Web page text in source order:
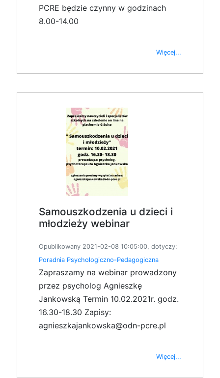
PCRE będzie czynny w godzinach
8.00-14.00
Więcej...
Samouszkodzenia u dzieci i
młodzieży webinar
Opublikowany 2021-02-08 10:05:00, dotyczy:
Poradnia Psychologiczno-Pedagogiczna
Zapraszamy na webinar prowadzony
przez psycholog Agnieszkę
Jankowską Termin 10.02.2021r. godz.
16.30-18.30 Zapisy:
agnieszkajankowska@odn-pcre.pl
Więcej...